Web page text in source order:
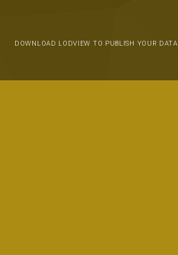
DOWNLOAD LODVIEW TO PUBLISH YOUR DATA